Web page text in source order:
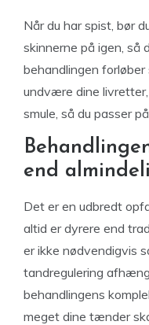
Når du har spist, bør
skinnerne på igen, så
behandlingen forløber
undvære dine
smule, så du passer
end
Det er en udbredt
altid er dyrere end
er ikke nødvendigvis
tandregulering
behandlingens
meget dine tænder